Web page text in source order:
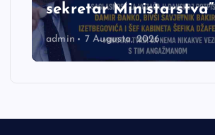
sekretar Ministarstva”
admin 7 Augusta, 2026